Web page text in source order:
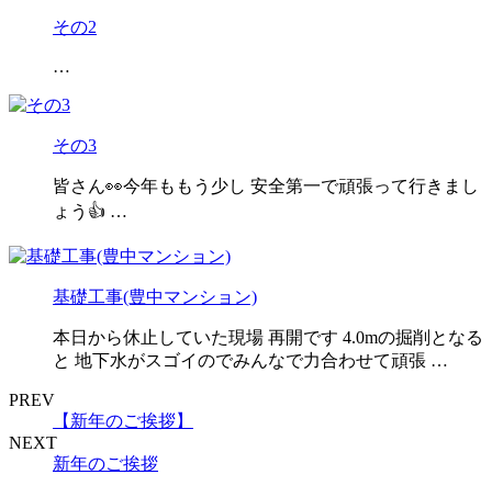
その2
…
その3
皆さん👀今年ももう少し 安全第一で頑張って行きまし
ょう👍 …
基礎工事(豊中マンション)
本日から休止していた現場 再開です 4.0mの掘削となる
と 地下水がスゴイのでみんなで力合わせて頑張 …
PREV
【新年のご挨拶】
NEXT
新年のご挨拶